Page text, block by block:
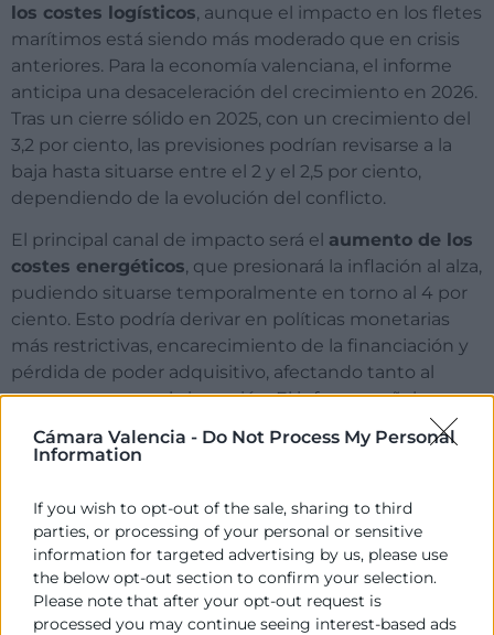
Cámara Valencia - Do Not Process My Personal
Information
If you wish to opt-out of the sale, sharing to third
parties, or processing of your personal or sensitive
information for targeted advertising by us, please use
the below opt-out section to confirm your selection.
Please note that after your opt-out request is
processed you may continue seeing interest-based ads
los costes logísticos, aunque el impacto en los fletes
marítimos está siendo más moderado que en crisis
anteriores. Para la economía valenciana, el informe
anticipa una desaceleración del crecimiento en 2026.
Tras un cierre sólido en 2025, con un crecimiento del
3,2 por ciento, las previsiones podrían revisarse a la
baja hasta situarse entre el 2 y el 2,5 por ciento,
dependiendo de la evolución del conflicto.
El principal canal de impacto será el aumento de los
costes energéticos, que presionará la inflación al alza,
pudiendo situarse temporalmente en torno al 4 por
ciento. Esto podría derivar en políticas monetarias
más restrictivas, encarecimiento de la financiación y
pérdida de poder adquisitivo, afectando tanto al
consumo como a la inversión. El informe señala una
especial incidencia en sectores intensivos en energía
como la industria, el transporte o la agricultura, con
por la reducción de márgenes. Además, el comercio
con Oriente Medio, ya en descenso en los últimos
años, podría verse aún más debilitado, especialmente
en productos del sector hábitat, mientras que el
agroalimentario muestra mayor resistencia.